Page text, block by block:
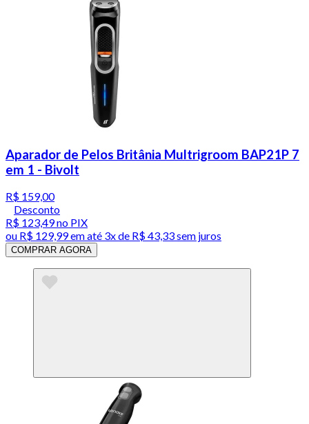
Aparador de Pelos Britânia Multrigroom BAP21P 7
em 1 - Bivolt
R$ 159,00
Desconto
R$ 123,49no PIX
ou R$ 129,99em até 3x de R$ 43,33 sem juros
COMPRAR AGORA